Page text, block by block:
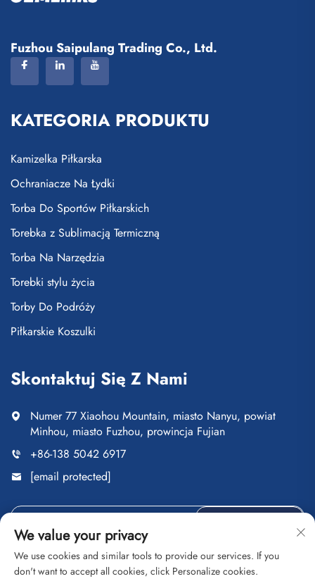
Fuzhou Saipulang Trading Co., Ltd.
KATEGORIA PRODUKTU
Kamizelka Piłkarska
Ochraniacze Na Łydki
Torba Do Sportów Piłkarskich
Torebka z Sublimacją Termiczną
Torba Na Narzędzia
Torebki stylu życia
Torby Do Podróży
Piłkarskie Koszulki
Skontaktuj Się Z Nami
Numer 77 Xiaohou Mountain, miasto Nanyu, powiat
Minhou, miasto Fuzhou, prowincja Fujian
+86-138 5042 6917
[email protected]
We value your privacy
We use cookies and similar tools to provide our services. If you
don't want to accept all cookies, click Personalize cookies.